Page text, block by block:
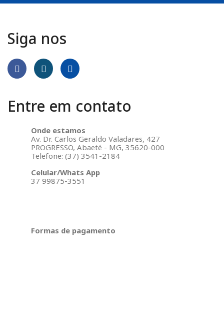
Siga nos
Entre em contato
Onde estamos
Av. Dr. Carlos Geraldo Valadares, 427
PROGRESSO, Abaeté - MG, 35620-000
Telefone: (37) 3541-2184
Celular/Whats App
37 99875-3551
Formas de pagamento